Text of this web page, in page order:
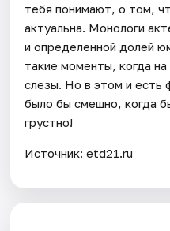
тебя понимают, о том,
актуальна. Монологи
и определенной долей
такие моменты, когда на
слезы. Но в этом и есть
было бы смешно, когда
грустно!
Источник: etd21.ru